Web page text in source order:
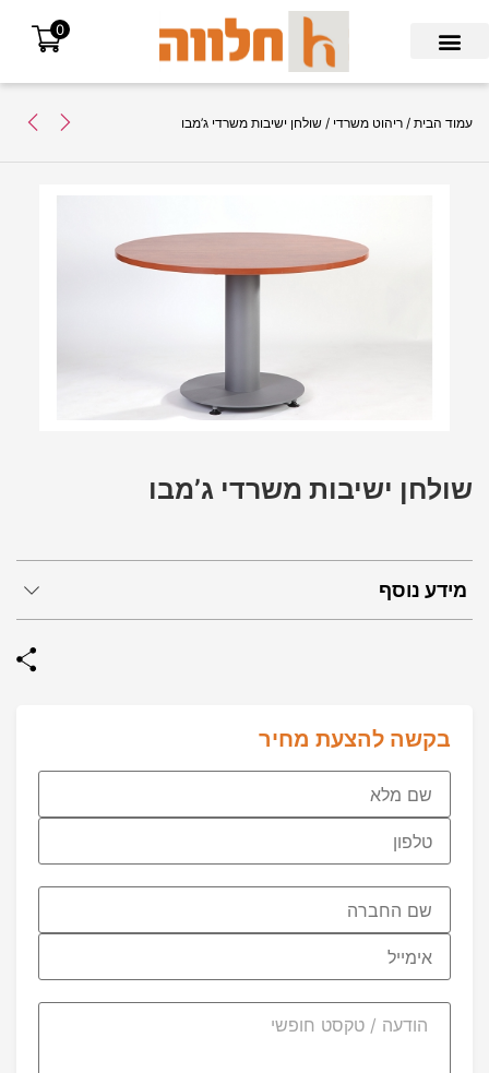
0
עמוד הבית / ריהוט משרדי / שולחן ישיבות משרדי ג’מבו
מידע נוסף
שולחן ישיבות משרדי ג’מבו
בקשה להצעת מחיר